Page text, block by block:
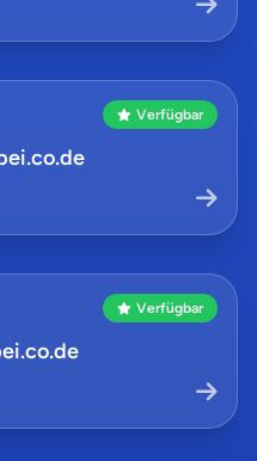
Verfügbar
Verfügbar